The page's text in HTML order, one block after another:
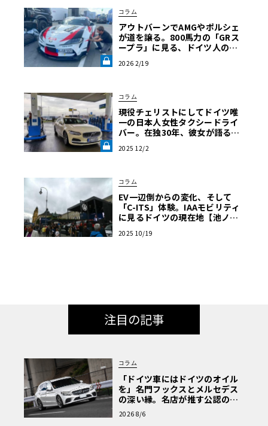
コラム
アウトバーンでAMGやポルシェ
が道を譲る。800馬力の「GRス
ープラ」に見る、ドイツ人の日
ム】《LE VOLANT LAB》
2026 2/19
コラム
現役チェリストにしてドイツ唯
一の日本人女性タクシードライ
バー。在独30年、彼女が語る現
B》
2025 12/2
コラム
EV一辺倒からの変化、そして
「C-ITS」体験。IAAモビリティ
に見るドイツの現在地【池ノ内
2025 10/19
注目の記事
コラム
「ドイツ車にはドイツのオイル
を」名門フックスとメルセデス
の深い縁。名店が推す公認の安
心と、Cクラスで味わうシルキー
な走り〈PR〉
2026 8/6